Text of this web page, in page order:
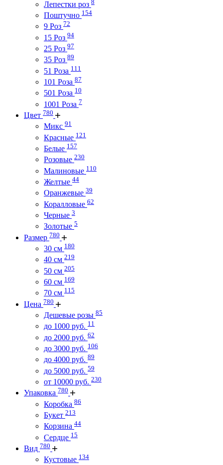
Лепестки роз
Поштучно 154
9 Роз 72
15 Роз 94
25 Роз 97
35 Роз 89
51 Роза 111
101 Роза 87
501 Роза 10
1001 Роза 7
Цвет 780
Микс 91
Красные 121
Белые 157
Розовые 230
Малиновые 110
Желтые 44
Оранжевые 39
Коралловые 62
Черные 3
Золотые 5
Размер 780
30 см 180
40 см 219
50 см 205
60 см 169
70 см 115
Цена 780
Дешевые розы 85
до 1000 руб. 11
до 2000 руб. 62
до 3000 руб. 106
до 4000 руб. 89
до 5000 руб. 59
от 10000 руб. 230
Упаковка 780
Коробка 86
Букет 213
Корзина 44
Сердце 15
Вид 780
Кустовые 134